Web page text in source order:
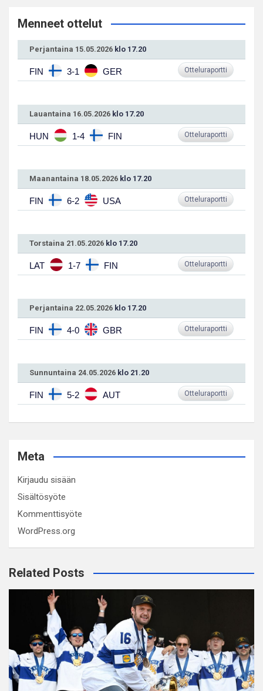
Menneet ottelut
Perjantaina 15.05.2026 klo 17.20
FIN 3-1 GER Otteluraportti
Lauantaina 16.05.2026 klo 17.20
HUN 1-4 FIN Otteluraportti
Maanantaina 18.05.2026 klo 17.20
FIN 6-2 USA Otteluraportti
Torstaina 21.05.2026 klo 17.20
LAT 1-7 FIN Otteluraportti
Perjantaina 22.05.2026 klo 17.20
FIN 4-0 GBR Otteluraportti
Sunnuntaina 24.05.2026 klo 21.20
FIN 5-2 AUT Otteluraportti
Meta
Kirjaudu sisään
Sisältösyöte
Kommenttisyöte
WordPress.org
Related Posts